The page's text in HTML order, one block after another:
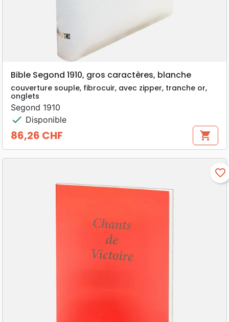
Bible Segond 1910, gros caractères, blanche
couverture souple, fibrocuir, avec zipper, tranche or,
onglets
Segond 1910
check Disponible
Prix
86,26 CHF shopping_cart
favorite_border